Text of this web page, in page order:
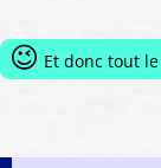
😉 Et donc tout